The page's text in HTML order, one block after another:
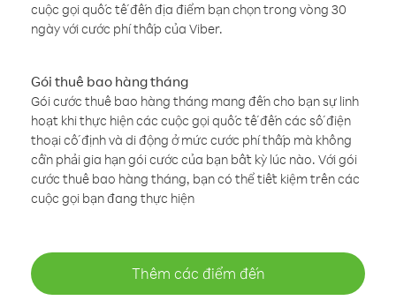
cuộc gọi quốc tế đến địa điểm bạn chọn trong vòng 30
ngày với cước phí thấp của Viber.
Gói thuê bao hàng tháng
Gói cước thuê bao hàng tháng mang đến cho bạn sự linh
hoạt khi thực hiện các cuộc gọi quốc tế đến các số điện
thoại cố định và di động ở mức cước phí thấp mà không
cần phải gia hạn gói cước của bạn bất kỳ lúc nào. Với gói
cước thuê bao hàng tháng, bạn có thể tiết kiệm trên các
cuộc gọi bạn đang thực hiện
Thêm các điểm đến